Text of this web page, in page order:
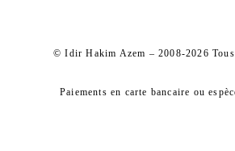
© Idir Hakim Azem – 2008-2026
Paiements en carte bancaire ou